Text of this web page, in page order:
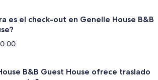
es el check-out en Genelle House B&B
B&B Guest House ofrece traslado